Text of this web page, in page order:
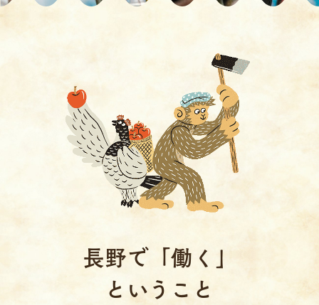
⻑野で「働く」
ということ